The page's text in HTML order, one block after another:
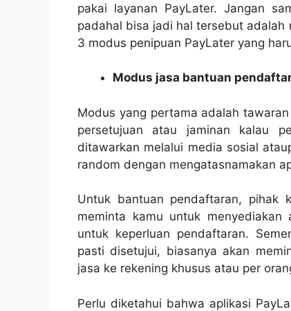
pakai layanan PayLater. Jangan
padahal bisa jadi hal tersebut
3 modus penipuan PayLater yang
Modus jasa bantuan
Modus yang pertama adalah
persetujuan atau jaminan kalau
ditawarkan melalui media sosial
random dengan mengatasnamakan
Untuk bantuan pendaftaran, pihak
meminta kamu untuk
untuk keperluan pendaftaran.
pasti disetujui, biasanya akan
jasa ke rekening khusus atau per
Perlu diketahui bahwa aplikasi